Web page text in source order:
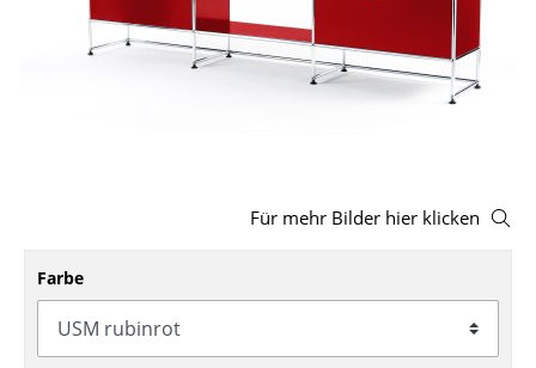
Hocker
Schaukelstühle
Bürodrehstühle
Für mehr Bilder hier klicken
Farbe